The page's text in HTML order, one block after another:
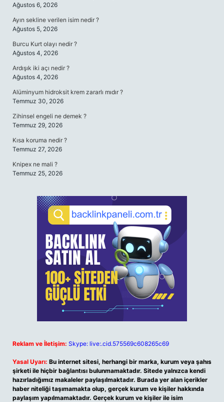
Ağustos 6, 2026
Ayın sekline verilen isim nedir ?
Ağustos 5, 2026
Burcu Kurt olayı nedir ?
Ağustos 4, 2026
Ardışık iki açı nedir ?
Ağustos 4, 2026
Alüminyum hidroksit krem zararlı mıdır ?
Temmuz 30, 2026
Zihinsel engeli ne demek ?
Temmuz 29, 2026
Kısa koruma nedir ?
Temmuz 27, 2026
Knipex ne mali ?
Temmuz 25, 2026
Reklam ve İletişim: Skype: live:.cid.575569c608265c69
Yasal Uyarı: Bu internet sitesi, herhangi bir marka, kurum veya şahıs
şirketi ile hiçbir bağlantısı bulunmamaktadır. Sitede yalnızca kendi
hazırladığımız makaleler paylaşılmaktadır. Burada yer alan içerikler
haber niteliği taşımamakta olup, gerçek kurum ve kişiler hakkında
paylaşım yapılmamaktadır. Gerçek kurum ve kişiler ile isim